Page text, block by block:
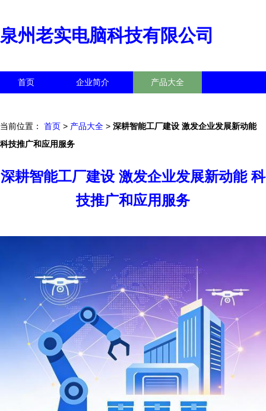
泉州老实电脑科技有限公司
首页 企业简介 产品大全
当前位置： 首页 > 产品大全 > 深耕智能工厂建设 激发企业发展新动能
科技推广和应用服务
深耕智能工厂建设 激发企业发展新动能 科
技推广和应用服务